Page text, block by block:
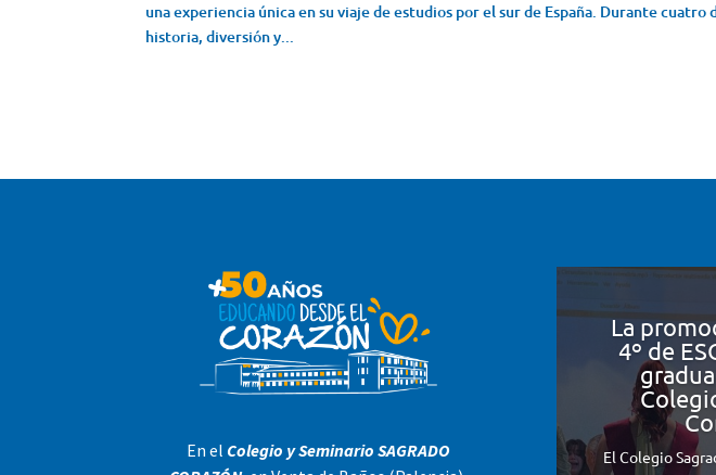
una experiencia única en su viaje de estudios por el sur de España. Durante
historia, diversión y...
En el Colegio y Seminario SAGRADO
La
4º de
El Colegio